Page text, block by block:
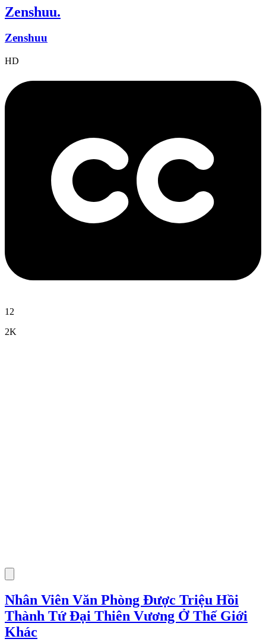
Zenshuu.
Zenshuu
HD
12
2K
Nhân Viên Văn Phòng Được Triệu Hồi
Thành Tứ Đại Thiên Vương Ở Thế Giới
Khác